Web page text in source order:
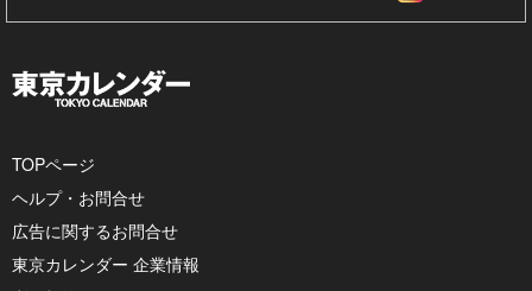
TOPページ
ヘルプ・お問合せ
広告に関するお問合せ
東京カレンダー 企業情報